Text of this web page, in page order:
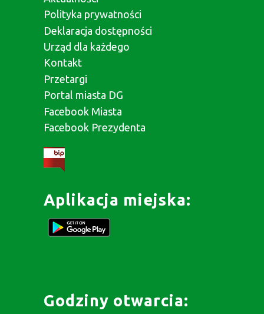
Polityka prywatności
Deklaracja dostępności
Urząd dla każdego
Kontakt
Przetargi
Portal miasta DG
Facebook Miasta
Facebook Prezydenta
Aplikacja miejska:
Godziny otwarcia: